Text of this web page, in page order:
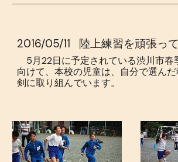
2016/05/11 陸上練習を頑張っ
5月22日に予定されている渋川市春
向けて、本校の児童は、自分で選ん
剣に取り組んでいます。